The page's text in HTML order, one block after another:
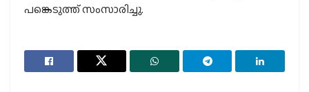
പങ്കെടുത്ത് സംസാരിച്ചു.